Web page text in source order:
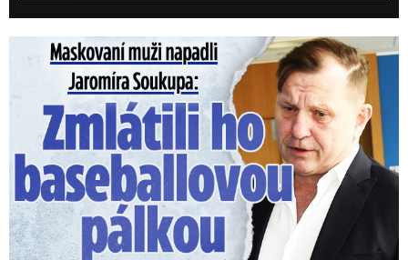
Maskovaní muži napadli Jaromíra Soukupa: Krvavá nakládačka